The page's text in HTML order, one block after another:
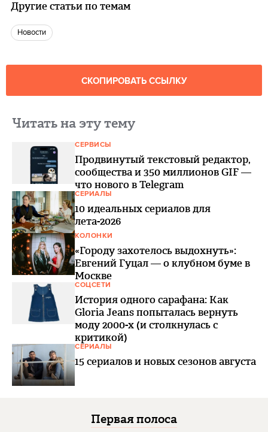
Другие статьи по темам
новости
СКОПИРОВАТЬ ССЫЛКУ
Читать на эту тему
СЕРВИСЫ
Продвинутый текстовый редактор,
сообщества и 350 миллионов GIF —
что нового в Telegram
СЕРИАЛЫ
10 идеальных сериалов для
лета-2026
КОЛОНКИ
«Городу захотелось выдохнуть»:
Евгений Гуцал — о клубном буме в
Москве
СОЦСЕТИ
История одного сарафана: Как
Gloria Jeans попыталась вернуть
моду 2000-х (и столкнулась с
критикой)
СЕРИАЛЫ
15 сериалов и новых сезонов августа
Первая полоса